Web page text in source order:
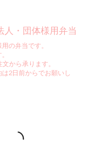
人・団体様用弁当
の弁当です。
から承ります。
は2日前からでお願いし